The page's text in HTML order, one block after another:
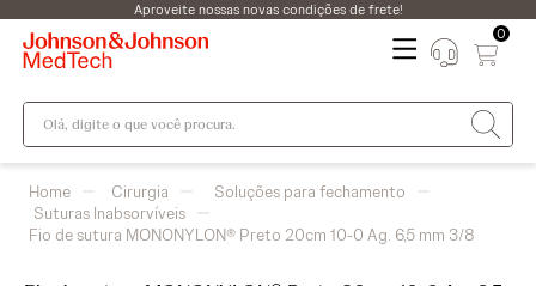
Aproveite nossas novas condições de frete!
0
Olá, digite o que você procura.
Cirurgia
Soluções para fechamento
Suturas Inabsorvíveis
Fio de sutura MONONYLON® Preto 20cm 10-0 Ag. 6,5 mm 3/8